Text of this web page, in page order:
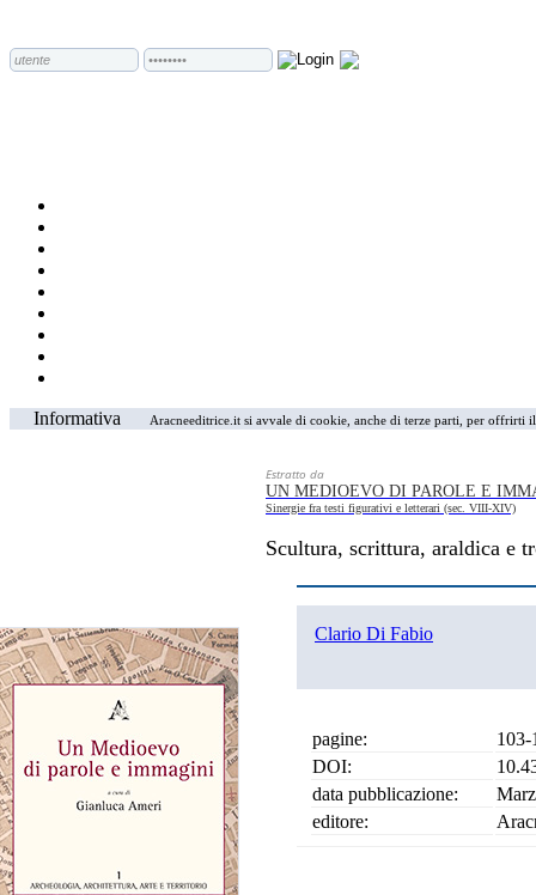
Informativa Aracneeditrice.it si avvale di cookie, anche di terze parti, per
Estratto da
UN MEDIOEVO DI PAROLE E
Sinergie fra testi figurativi e letterari (sec. VIII-XIV)
Scultura, scrittura, araldica e
Clario Di Fabio
pagine:
103-
DOI:
data pubblicazione:
editore: